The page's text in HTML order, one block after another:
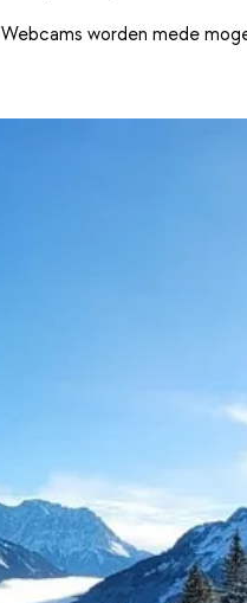
Webcams worden mede